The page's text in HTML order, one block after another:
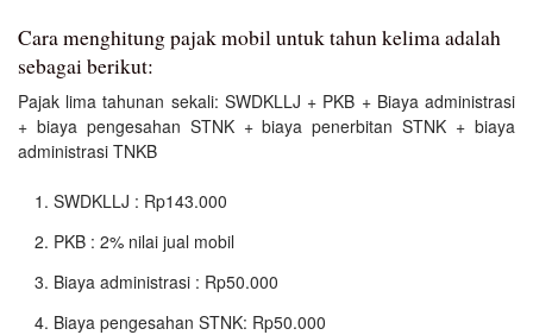
Cara menghitung pajak mobil untuk tahun kelima adalah
sebagai berikut:
Pajak lima tahunan sekali: SWDKLLJ + PKB + Biaya administrasi
+ biaya pengesahan STNK + biaya penerbitan STNK + biaya
administrasi TNKB
SWDKLLJ : Rp143.000
PKB : 2% nilai jual mobil
Biaya administrasi : Rp50.000
Biaya pengesahan STNK: Rp50.000